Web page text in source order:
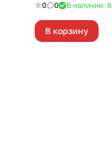
0 0 В наличии: 6
В корзину